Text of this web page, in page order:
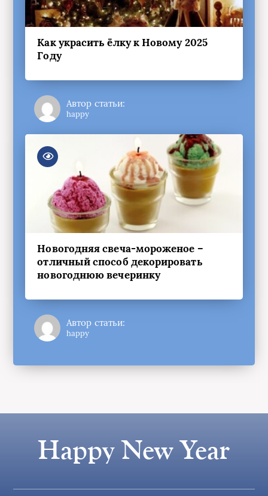
Как украсить ёлку к Новому 2025
Году
Автор статьи:
happy
Новогодняя свеча-мороженое –
отличный способ декорировать
новогоднюю вечеринку
Автор статьи:
happy
Happy New Year